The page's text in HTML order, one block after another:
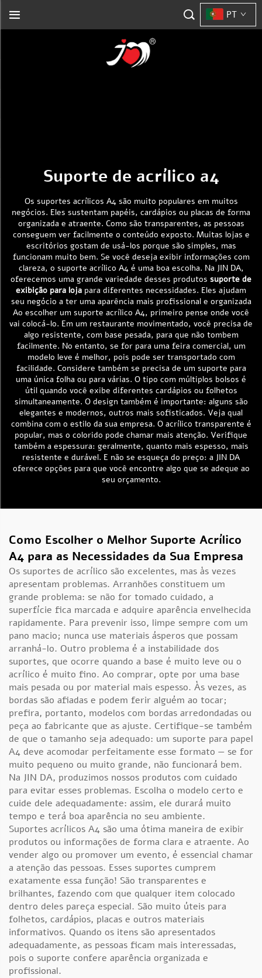
PT
Suporte de acrílico a4
Os suportes acrílicos A4 são muito populares em muitos
negócios. Eles sustentam papéis, cardápios ou placas de forma
organizada e atraente. Como são transparentes, as pessoas
conseguem ver facilmente o conteúdo exposto. Muitas lojas e
escritórios gostam de usá-los porque são simples, mas
funcionam muito bem. Se você deseja exibir informações com
clareza, o suporte acrílico A4 é uma boa escolha. Na JIN DA,
oferecemos uma grande variedade desses produtos suporte de
exibição para loja para diferentes necessidades. Eles ajudam
seu negócio a ter uma aparência mais profissional e organizada
Ao escolher um suporte acrílico A4, primeiro pense onde você
vai colocá-lo. Em um restaurante movimentado, você precisa de
algo resistente, com base pesada, para que não tombem
facilmente. No entanto, se for para uma feira comercial, um
modelo leve é melhor, pois pode ser transportado com
facilidade. Considere também se precisa de um suporte para
uma única folha ou para várias. O tipo com múltiplos bolsos é
útil quando você exibe diferentes cardápios ou folhetos
simultaneamente. O design também é importante: alguns são
elegantes e modernos, outros mais sofisticados. Veja qual
combina com o estilo da sua empresa. O acrílico transparente é
popular, mas o colorido pode chamar mais atenção. Verifique
também a espessura: geralmente, quanto mais espesso, mais
resistente e durável. E não se esqueça do preço: a JIN DA
oferece opções para que você encontre algo que se adeque ao
seu orçamento.
Como Escolher o Melhor Suporte Acrílico
A4 para as Necessidades da Sua Empresa
Os suportes de acrílico são excelentes, mas às vezes
apresentam problemas. Arranhões constituem um
grande problema: se não for tomado cuidado, a
superfície fica marcada e adquire aparência envelhecida
rapidamente. Para prevenir isso, limpe sempre com um
pano macio; nunca use materiais ásperos que possam
arranhá-lo. Outro problema é a instabilidade dos
suportes, que ocorre quando a base é muito leve ou o
acrílico é muito fino. Ao comprar, opte por uma base
mais pesada ou por material mais espesso. Às vezes, as
bordas são afiadas e podem ferir alguém ao tocar;
prefira, portanto, modelos com bordas arredondadas ou
peça ao fabricante que as ajuste. Certifique-se também
de que o tamanho seja adequado: um suporte para papel
A4 deve acomodar perfeitamente esse formato — se for
muito pequeno ou muito grande, não funcionará bem.
Na JIN DA, produzimos nossos produtos com cuidado
para evitar esses problemas. Escolha o modelo certo e
cuide dele adequadamente: assim, ele durará muito
tempo e terá boa aparência no seu ambiente.
Suportes acrílicos A4 são uma ótima maneira de exibir
produtos ou informações de forma clara e atraente. Ao
vender algo ou promover um evento, é essencial chamar
a atenção das pessoas. Esses suportes cumprem
exatamente essa função! São transparentes e
brilhantes, fazendo com que qualquer item colocado
dentro deles pareça especial. São muito úteis para
folhetos, cardápios, placas e outros materiais
informativos. Quando os itens são apresentados
adequadamente, as pessoas ficam mais interessadas,
pois o suporte confere aparência organizada e
profissional.